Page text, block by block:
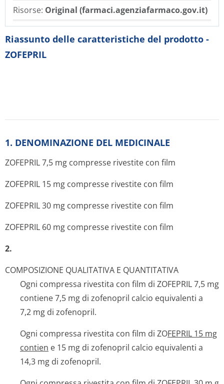
Risorse: Original (farmaci.agenziafarmaco.gov.it)
Riassunto delle caratteristiche del prodotto -
ZOFEPRIL
1. DENOMINAZIONE DEL MEDICINALE
ZOFEPRIL 7,5 mg compresse rivestite con film
ZOFEPRIL 15 mg compresse rivestite con film
ZOFEPRIL 30 mg compresse rivestite con film
ZOFEPRIL 60 mg compresse rivestite con film
2.
COMPOSIZIONE QUALITATIVA E QUANTITATIVA
Ogni compressa rivestita con film di ZOFEPRIL 7,5 mg
contiene 7,5 mg di zofenopril calcio equivalenti a
7,2 mg di zofenopril.
Ogni compressa rivestita con film di ZOFEPRIL 15 mg
contien e 15 mg di zofenopril calcio equivalenti a
14,3 mg di zofenopril.